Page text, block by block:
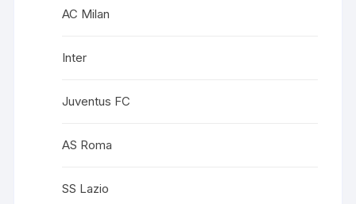
AC Milan
Inter
Juventus FC
AS Roma
SS Lazio